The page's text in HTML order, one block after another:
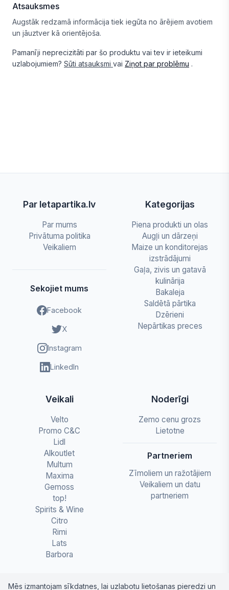
Atsauksmes
Augstāk redzamā informācija tiek iegūta no ārējiem avotiem
un jāuztver kā orientējoša.
Pamanīji neprecizitāti par šo produktu vai tev ir ieteikumi
uzlabojumiem? Sūti atsauksmi vai Ziņot par problēmu .
Par letapartika.lv
Par mums
Privātuma politika
Veikaliem
Sekojiet mums
Facebook
X
Instagram
LinkedIn
Kategorijas
Piena produkti un olas
Augļi un dārzeņi
Maize un konditorejas
izstrādājumi
Gaļa, zivis un gatavā
kulinārija
Bakaleja
Saldētā pārtika
Dzērieni
Nepārtikas preces
Veikali
Velto
Promo C&C
Lidl
Alkoutlet
Multum
Maxima
Gemoss
top!
Spirits & Wine
Citro
Rimi
Lats
Barbora
Noderīgi
Zemo cenu grozs
Lietotne
Partneriem
Zīmoliem un ražotājiem
Veikaliem un datu
partneriem
Mēs izmantojam sīkdatnes, lai uzlabotu lietošanas pieredzi un